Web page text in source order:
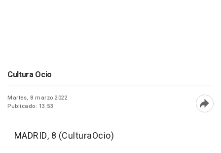
Cultura Ocio
Martes, 8 marzo 2022
Publicado: 13:53
MADRID, 8 (CulturaOcio)